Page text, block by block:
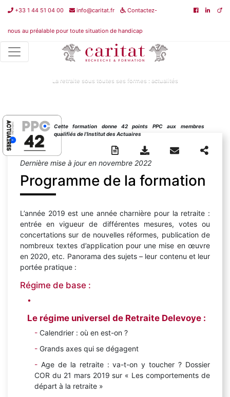
+33 1 44 51 04 00 info@caritat.fr Contactez-
nous au préalable pour toute situation de handicap
Non classé La retraite sous toutes ses formes : actualités
La retraite sous toutes ses formes : actualités
Cette formation donne 42 points PPC aux membres
qualifiés de l’Institut des Actuaires
Dernière mise à jour en novembre 2022
Programme de la formation
L’année 2019 est une année charnière pour la retraite :
entrée en vigueur de différentes mesures, votes ou
concertations sur de nouvelles réformes, publication de
nombreux textes d’application pour une mise en œuvre
en 2020, etc. Panorama des sujets – leur contenu et leur
portée pratique :
Régime de base :
Le régime universel de Retraite Delevoye :
Calendrier : où en est-on ?
Grands axes qui se dégagent
Age de la retraite : va-t-on y toucher ? Dossier
COR du 21 mars 2019 sur « Les comportements de
départ à la retraite »